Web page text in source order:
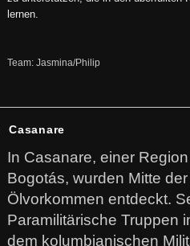
lernen.
Team: Jasmina/Philip
Casanare
In Casanare, einer
Bogotás, wurden Mitte
Ölvorkommen entdeckt.
Paramilitärische Truppen
dem kolumbianischen